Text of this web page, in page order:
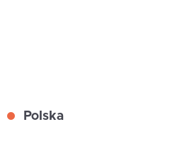
Polska